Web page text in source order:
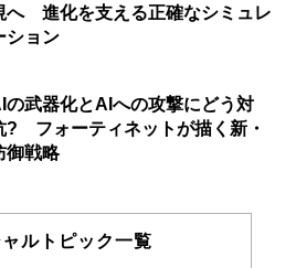
へ 進化を支える正確なシミュレ
ション
の武器化とAIへの攻撃にどう対
? フォーティネットが描く新・
御戦略
ルトピック一覧